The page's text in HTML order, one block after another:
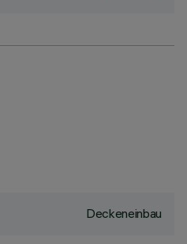
Deckeneinbau